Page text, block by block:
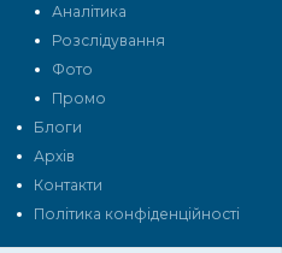
Аналітика
Розслідування
Фото
Промо
Блоги
Архів
Контакти
Політика конфіденційності